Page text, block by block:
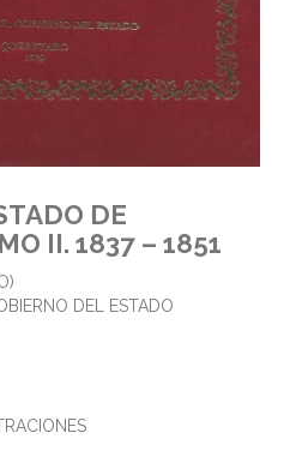
DE
II. 1837 – 1851
DEL ESTADO